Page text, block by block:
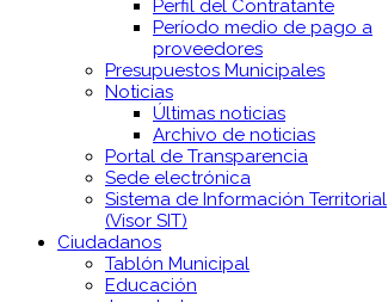
Perfil del Contratante
Período medio de pago a
proveedores
Presupuestos Municipales
Noticias
Últimas noticias
Archivo de noticias
Portal de Transparencia
Sede electrónica
Sistema de Información Territorial
(Visor SIT)
Ciudadanos
Tablón Municipal
Educación